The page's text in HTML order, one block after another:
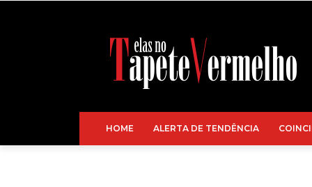
HOME ALERTA DE TENDÊNCIA